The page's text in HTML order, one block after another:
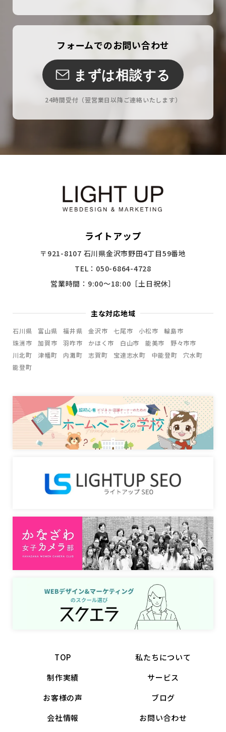
フォームでのお問い合わせ
まずは相談する
24時間受付 （翌営業日以降ご連絡いたします）
ライトアップ
〒921-8107 石川県金沢市野田4丁目59番地
TEL：050-6864-4728
営業時間：9:00〜18:00［土日祝休］
TOP
私たちについて
制作実績
サービス
お客様の声
ブログ
会社情報
お問い合わせ
主な対応地域
石川県 富山県 福井県 金沢市 七尾市 小松市
輪島市
珠洲市
加賀市 羽咋市 かほく市 白山市 能美市
野々市市
川北町
津幡町 内灘町 志賀町 宝達志水町 中能登町
穴水町
能登町